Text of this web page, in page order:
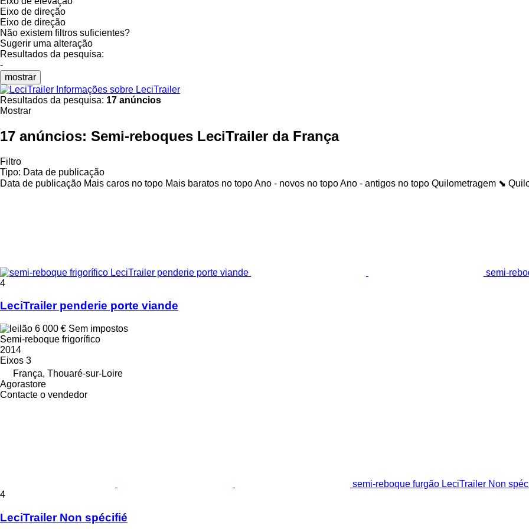
Eixo de direção
Eixo de direção
Não existem filtros suficientes?
Sugerir uma alteração
Resultados da pesquisa:
-
mostrar
Informações sobre LeciTrailer
Resultados da pesquisa: 17 anúncios
Mostrar
17 anúncios: Semi-reboques LeciTrailer da França
Filtro
Tipo: Data de publicação
Data de publicação Mais caros no topo Mais baratos no topoAno - novos no topoAno - antigos no topo Quilometragem ⬊
semi-
4
LeciTrailer penderie porte viande
6 000 € Sem impostos
Semi-reboque frigorífico
2014
Eixos 3
França, Thouaré-sur-Loire
Agorastore
Contacte o vendedor
semi-reboque furgão LeciTrailer Non
4
LeciTrailer Non spécifié